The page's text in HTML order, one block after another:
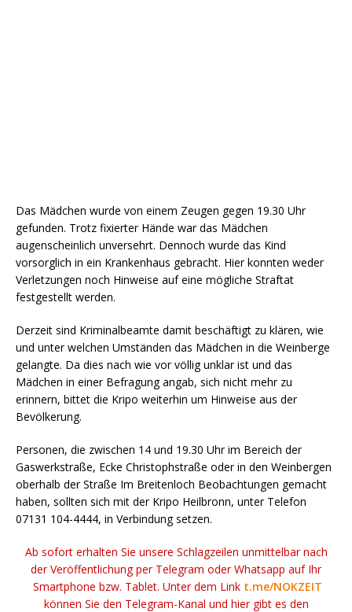
Das Mädchen wurde von einem Zeugen gegen 19.30 Uhr
gefunden. Trotz fixierter Hände war das Mädchen
augenscheinlich unversehrt. Dennoch wurde das Kind
vorsorglich in ein Krankenhaus gebracht. Hier konnten weder
Verletzungen noch Hinweise auf eine mögliche Straftat
festgestellt werden.
Derzeit sind Kriminalbeamte damit beschäftigt zu klären, wie
und unter welchen Umständen das Mädchen in die Weinberge
gelangte. Da dies nach wie vor völlig unklar ist und das
Mädchen in einer Befragung angab, sich nicht mehr zu
erinnern, bittet die Kripo weiterhin um Hinweise aus der
Bevölkerung.
Personen, die zwischen 14 und 19.30 Uhr im Bereich der
Gaswerkstraße, Ecke Christophstraße oder in den Weinbergen
oberhalb der Straße Im Breitenloch Beobachtungen gemacht
haben, sollten sich mit der Kripo Heilbronn, unter Telefon
07131 104-4444, in Verbindung setzen.
Ab sofort erhalten Sie unsere Schlagzeilen unmittelbar nach
der Veröffentlichung per Telegram oder Whatsapp auf Ihr
Smartphone bzw. Tablet. Unter dem Link t.me/NOKZEIT
können Sie den Telegram-Kanal und hier gibt es den